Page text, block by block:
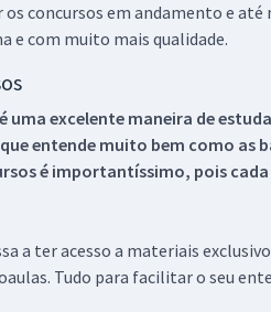
concursos em andamento e
e com muito mais qualidade.
uma excelente maneira de
entende muito bem como
é importantíssimo, pois
a ter acesso a materiais
Tudo para facilitar o seu